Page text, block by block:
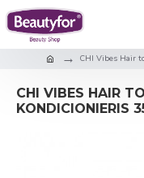
CHI Vibes Hair
CHI VIBES HAIR
KONDICIONIERIS